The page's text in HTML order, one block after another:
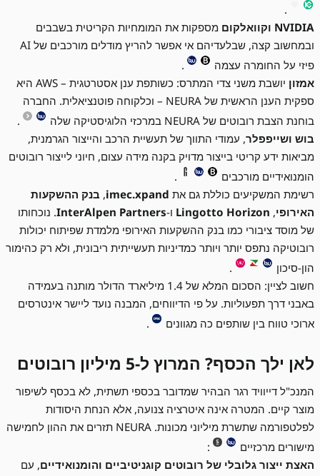
.
NVIDIA וקוואלקום
מספקות את המומחיות הקריטית בשבבים
ובמחשוב קצה, שבלעדיהם אי אפשר להריץ מודלים מורכבים של AI
פיזי על החומרה עצמה
.
אמזון
יושבת משני צדי המתרס: כשותפת ענן אסטרטגית – AWS היא
ספקית הענן הראשית של NEURA – וכלקוחה פוטנציאלית. החברה
בוחנת הצבת רובוטים של NEURA במרכזי הלוגיסטיקה שלה
.
בוש ושייפפלר, עמודי התווך של תעשיית הרכב והייצור הגרמנית,
מביאות ידע קריטי בייצור מדויק בקנה מידה עצום, חיוני לייצור רובוטים
הומנואידיים מורכבים
.
רשימת המשקיעים כוללת גם את imec.xpand
, בנק ההשקעות
האירופי,
Lingotto Horizon ו-InterAlpen Partners. נוכחותו
של מוסד ציבורי כמו בנק ההשקעות האירופי מלמדת שפיתוח יכולות
רובוטיקה נתפס יותר ויותר כמדיניות תעשייתית ריבונית, ולא רק כהימור
הון-סיכון
.
חשוב לציין: הסכום המלא של 1.4 מיליארד הדולר מותנה בעמידה
באבני דרך תפעוליות. על פי הדיווחים, המבנה נועד ליישר אינטרסים
ארוכי טווח בין שותפים כה מגוונים
.
לאן ילך הכסף? המרוץ ל-5 מיליון רובוטים
המנכ"ל דייוויד רגר הבהיר שמדובר בכספי תשתית, לא בכסף לשיפור
מוצר קיים. המטרה אינה איטרציה צנועה, אלא הנחת היסודות
לפלטפורמה שתשרת מיליוני מכונות. NEURA תזרים את ההון לחמישה
מישורים מרכזיים
:
האצת ייצור גלובלי של רובוטים קוגניטיביים והומנואידיים, עם